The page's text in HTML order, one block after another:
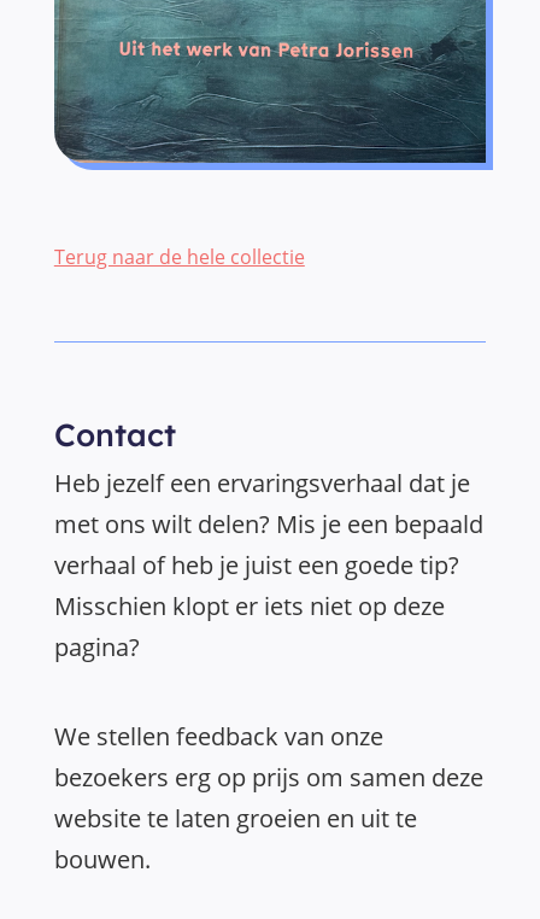
Terug naar de hele collectie
Contact
Heb jezelf een ervaringsverhaal dat je
met ons wilt delen? Mis je een bepaald
verhaal of heb je juist een goede tip?
Misschien klopt er iets niet op deze
pagina?
We stellen feedback van onze
bezoekers erg op prijs om samen deze
website te laten groeien en uit te
bouwen.